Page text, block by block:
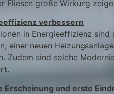
Fliesen große Wirkung
verbessern
in Energieeffizienz
einer neuen
Zudem sind solche
Erscheinung und erste